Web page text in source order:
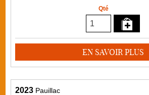
Qté
EN SAVOIR PLUS
2023 Pauillac